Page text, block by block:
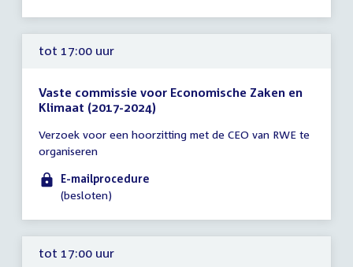
tot 17:00 uur
Vaste commissie voor Economische Zaken en
Klimaat (2017-2024)
vergadering
tot
17:00
uur
Verzoek voor een hoorzitting met de CEO van RWE te
organiseren
E-mailprocedure
(besloten)
tot 17:00 uur